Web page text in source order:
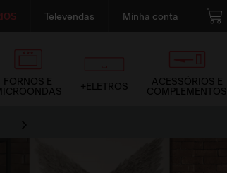
Televendas Minha conta
FORNOS E
+ELETROS
ACESSÓRIOS E
COMPLEMENTOS